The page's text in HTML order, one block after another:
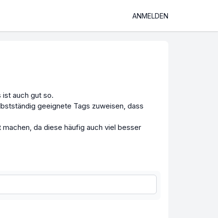
ANMELDEN
ist auch gut so.
geeignete Tags zuweisen, dass
da diese häufig auch viel besser